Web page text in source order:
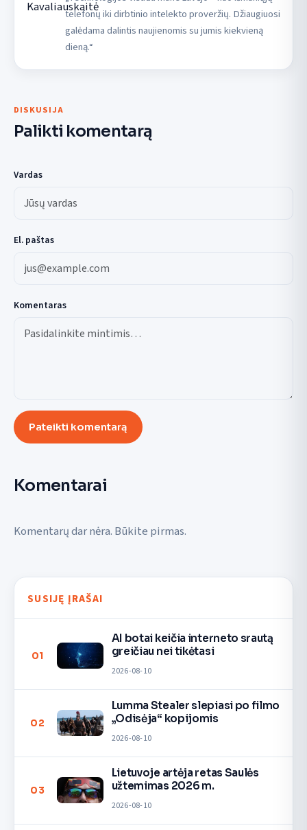
telefonų iki dirbtinio intelekto proveržių. Džiaugiuosi
galėdama dalintis naujienomis su jumis kiekvieną
dieną.“
DISKUSIJA
Palikti komentarą
Vardas
El. paštas
Komentaras
Pateikti komentarą
Komentarai
Komentarų dar nėra. Būkite pirmas.
SUSIJĘ ĮRAŠAI
01
AI botai keičia interneto srautą
greičiau nei tikėtasi
2026-08-10
02
Lumma Stealer slepiasi po filmo
„Odisėja“ kopijomis
2026-08-10
03
Lietuvoje artėja retas Saulės
užtemimas 2026 m.
2026-08-10